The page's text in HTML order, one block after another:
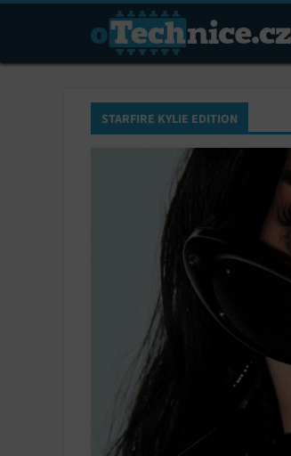
STARFIRE KYLIE EDITION